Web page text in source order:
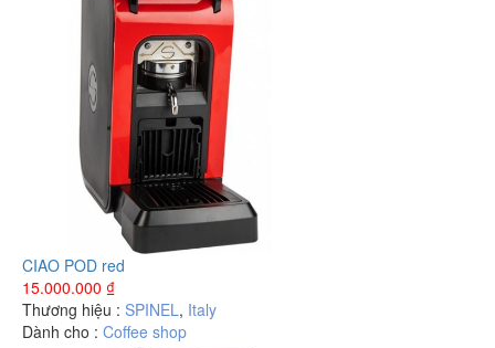
CIAO POD red
15.000.000 ₫
Thương hiệu : SPINEL , Italy
Dành cho : Coffee shop